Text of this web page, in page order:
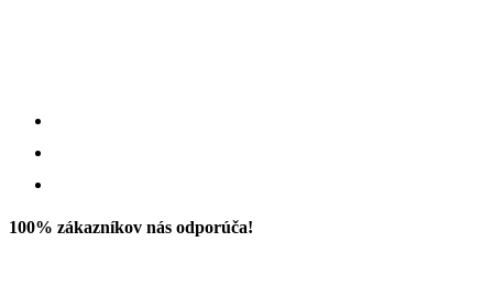
100% zákazníkov nás odporúča!